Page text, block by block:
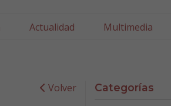
Actualidad Multimedia
Volver Categorías